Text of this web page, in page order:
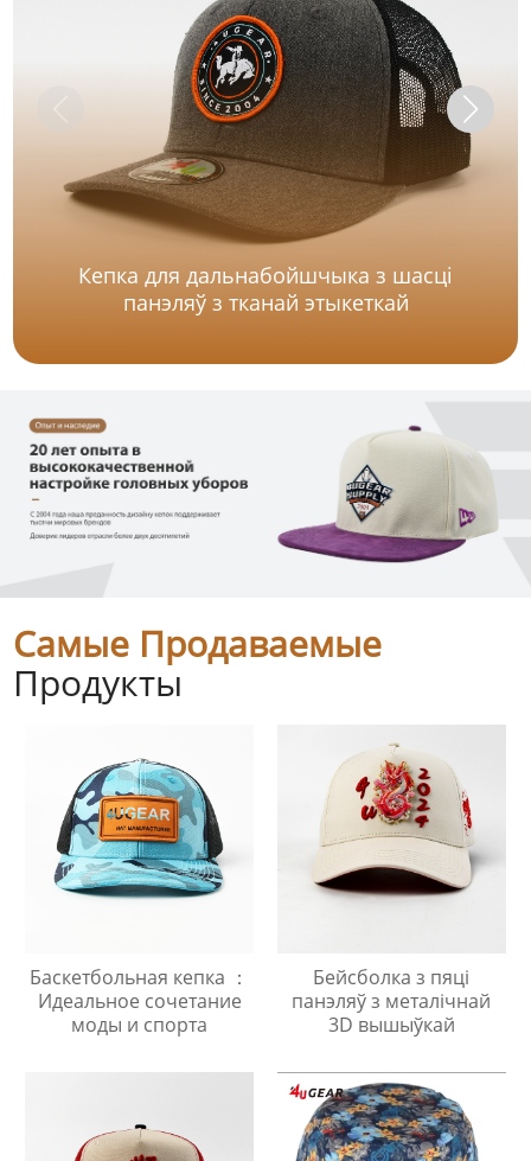
Кепка для дальнабойшчыка з шасці
панэляў з тканай этыкеткай
Самые Продаваемые
Продукты
Баскетбольная кепка ：
Идеальное сочетание
моды и спорта
Бейсболка з пяці
панэляў з металічнай
3D вышыўкай